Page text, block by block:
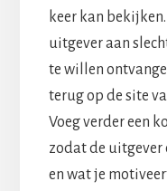
keer kan
uitgever aan
te willen
terug op de site
Voeg verder een
zodat de uitgever
en wat je